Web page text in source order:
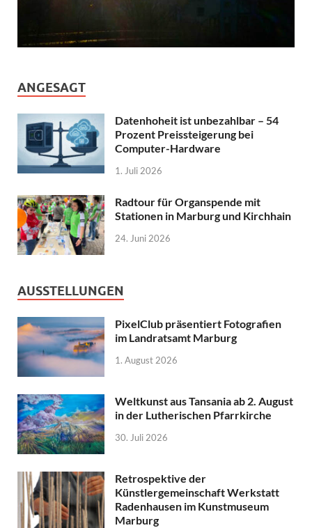
ANGESAGT
Datenhoheit ist unbezahlbar – 54
Prozent Preissteigerung bei
Computer-Hardware
1. Juli 2026
Radtour für Organspende mit
Stationen in Marburg und Kirchhain
24. Juni 2026
AUSSTELLUNGEN
PixelClub präsentiert Fotografien
im Landratsamt Marburg
1. August 2026
Weltkunst aus Tansania ab 2. August
in der Lutherischen Pfarrkirche
30. Juli 2026
Retrospektive der
Künstlergemeinschaft Werkstatt
Radenhausen im Kunstmuseum
Marburg